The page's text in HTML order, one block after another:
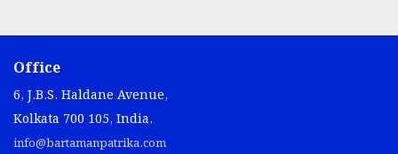
Office
6, J.B.S. Haldane Avenue,
Kolkata 700 105, India.
info@bartamanpatrika.com